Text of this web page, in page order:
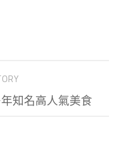
知名高人氣美食